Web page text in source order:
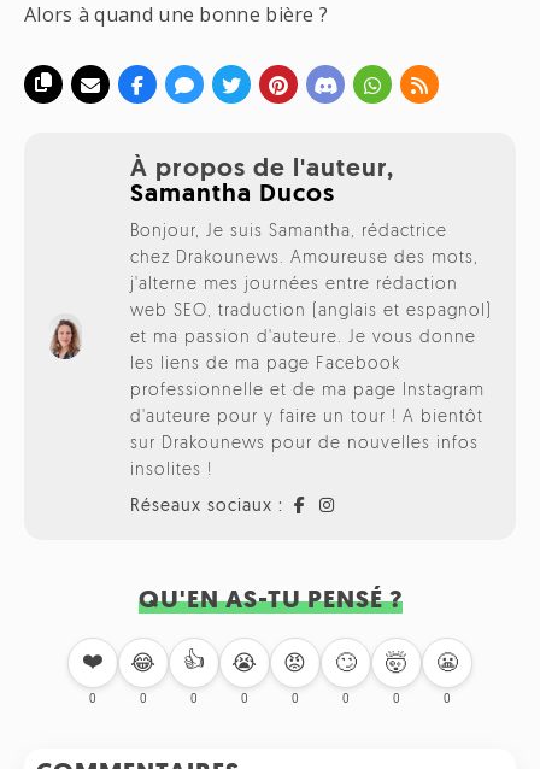
Alors à quand une bonne bière ?
À propos de l'auteur,
Samantha Ducos
Bonjour, Je suis Samantha, rédactrice
chez Drakounews. Amoureuse des mots,
j'alterne mes journées entre rédaction
web SEO, traduction (anglais et espagnol)
et ma passion d'auteure. Je vous donne
les liens de ma page Facebook
professionnelle et de ma page Instagram
d'auteure pour y faire un tour ! A bientôt
sur Drakounews pour de nouvelles infos
insolites !
Réseaux sociaux :
QU'EN AS-TU PENSÉ ?
❤️
0
😂
0
👍
0
😭
0
😡
0
🙄
0
🤯
0
😬
0